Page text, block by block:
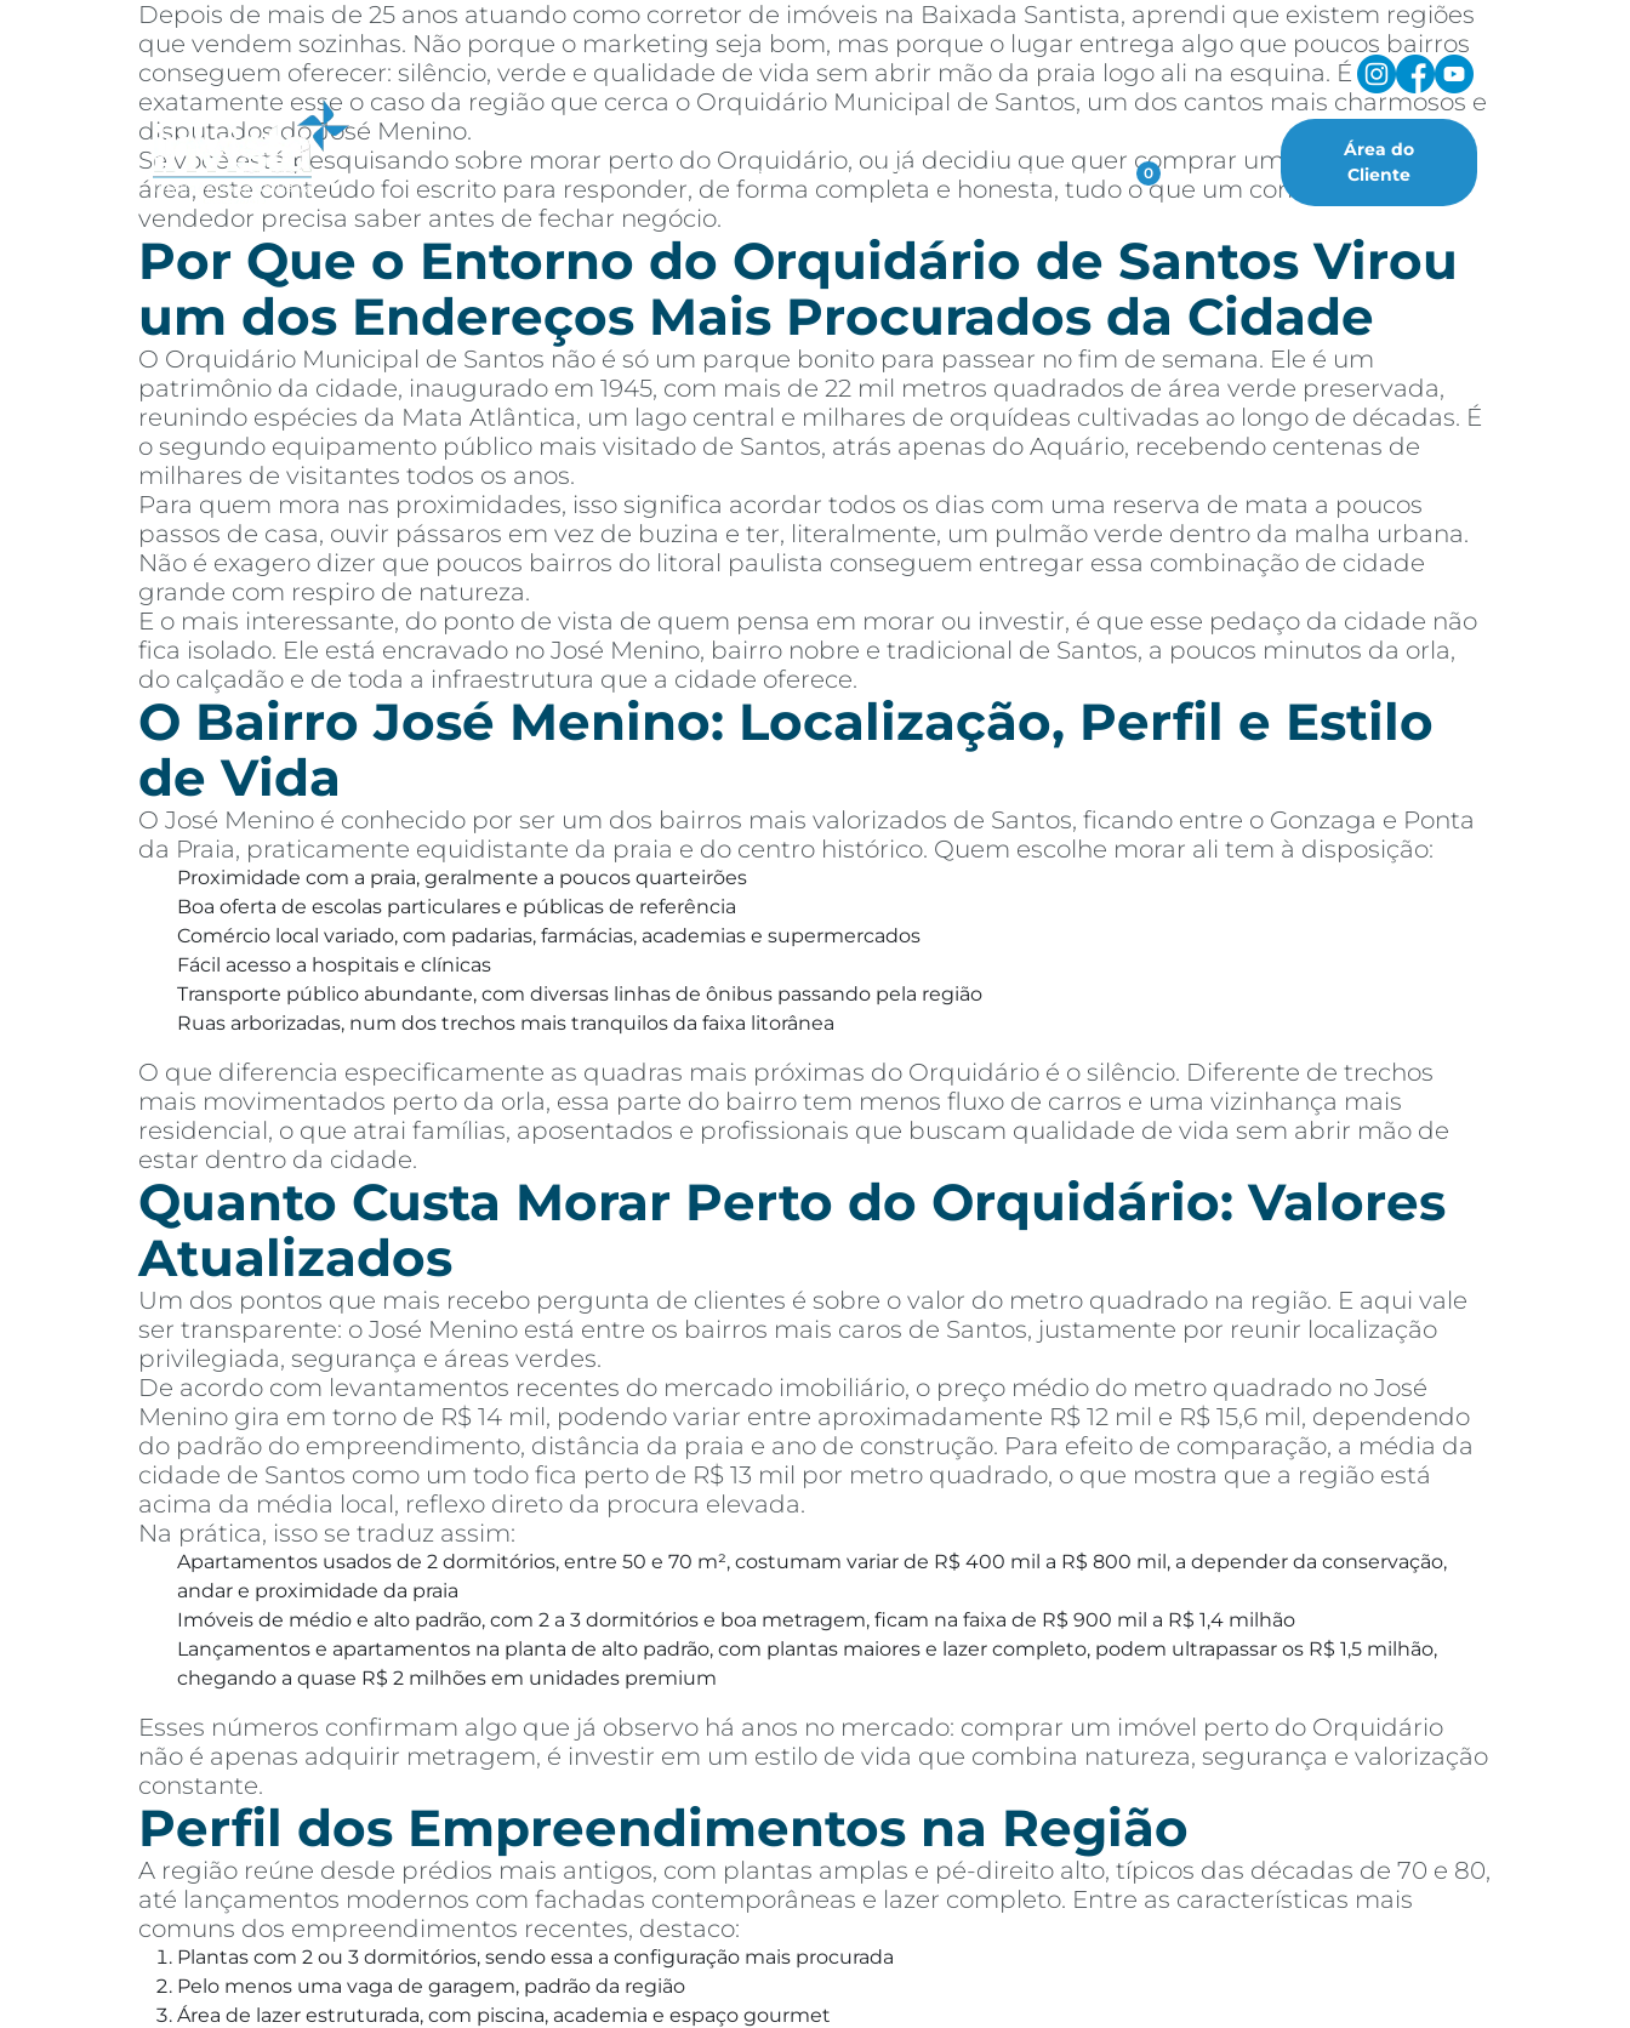
SobreComprarAlugarBlogPor Dentro da InvistaAR EducaçãoContatoFavoritos 0
Área do
Cliente
Depois de mais de 25 anos atuando como corretor de imóveis na Baixada Santista, aprendi que existem regiões
que vendem sozinhas. Não porque o marketing seja bom, mas porque o lugar entrega algo que poucos bairros
conseguem oferecer: silêncio, verde e qualidade de vida sem abrir mão da praia logo ali na esquina. É
exatamente esse o caso da região que cerca o Orquidário Municipal de Santos, um dos cantos mais charmosos e
disputados do José Menino.
Se você está pesquisando sobre morar perto do Orquidário, ou já decidiu que quer comprar um imóvel nessa
área, este conteúdo foi escrito para responder, de forma completa e honesta, tudo o que um comprador ou
vendedor precisa saber antes de fechar negócio.
Por Que o Entorno do Orquidário de Santos Virou
um dos Endereços Mais Procurados da Cidade
O Orquidário Municipal de Santos não é só um parque bonito para passear no fim de semana. Ele é um
patrimônio da cidade, inaugurado em 1945, com mais de 22 mil metros quadrados de área verde preservada,
reunindo espécies da Mata Atlântica, um lago central e milhares de orquídeas cultivadas ao longo de décadas. É
o segundo equipamento público mais visitado de Santos, atrás apenas do Aquário, recebendo centenas de
milhares de visitantes todos os anos.
Para quem mora nas proximidades, isso significa acordar todos os dias com uma reserva de mata a poucos
passos de casa, ouvir pássaros em vez de buzina e ter, literalmente, um pulmão verde dentro da malha urbana.
Não é exagero dizer que poucos bairros do litoral paulista conseguem entregar essa combinação de cidade
grande com respiro de natureza.
E o mais interessante, do ponto de vista de quem pensa em morar ou investir, é que esse pedaço da cidade não
fica isolado. Ele está encravado no José Menino, bairro nobre e tradicional de Santos, a poucos minutos da orla,
do calçadão e de toda a infraestrutura que a cidade oferece.
O Bairro José Menino: Localização, Perfil e Estilo
de Vida
O José Menino é conhecido por ser um dos bairros mais valorizados de Santos, ficando entre o Gonzaga e Ponta
da Praia, praticamente equidistante da praia e do centro histórico. Quem escolhe morar ali tem à disposição:
Proximidade com a praia, geralmente a poucos quarteirões
Boa oferta de escolas particulares e públicas de referência
Comércio local variado, com padarias, farmácias, academias e supermercados
Fácil acesso a hospitais e clínicas
Transporte público abundante, com diversas linhas de ônibus passando pela região
Ruas arborizadas, num dos trechos mais tranquilos da faixa litorânea
O que diferencia especificamente as quadras mais próximas do Orquidário é o silêncio. Diferente de trechos
mais movimentados perto da orla, essa parte do bairro tem menos fluxo de carros e uma vizinhança mais
residencial, o que atrai famílias, aposentados e profissionais que buscam qualidade de vida sem abrir mão de
estar dentro da cidade.
Quanto Custa Morar Perto do Orquidário: Valores
Atualizados
Um dos pontos que mais recebo pergunta de clientes é sobre o valor do metro quadrado na região. E aqui vale
ser transparente: o José Menino está entre os bairros mais caros de Santos, justamente por reunir localização
privilegiada, segurança e áreas verdes.
De acordo com levantamentos recentes do mercado imobiliário, o preço médio do metro quadrado no José
Menino gira em torno de R$ 14 mil, podendo variar entre aproximadamente R$ 12 mil e R$ 15,6 mil, dependendo
do padrão do empreendimento, distância da praia e ano de construção. Para efeito de comparação, a média da
cidade de Santos como um todo fica perto de R$ 13 mil por metro quadrado, o que mostra que a região está
acima da média local, reflexo direto da procura elevada.
Na prática, isso se traduz assim:
Apartamentos usados de 2 dormitórios, entre 50 e 70 m², costumam variar de R$ 400 mil a R$ 800 mil, a depender da conservação,
andar e proximidade da praia
Imóveis de médio e alto padrão, com 2 a 3 dormitórios e boa metragem, ficam na faixa de R$ 900 mil a R$ 1,4 milhão
Lançamentos e apartamentos na planta de alto padrão, com plantas maiores e lazer completo, podem ultrapassar os R$ 1,5 milhão,
chegando a quase R$ 2 milhões em unidades premium
Esses números confirmam algo que já observo há anos no mercado: comprar um imóvel perto do Orquidário
não é apenas adquirir metragem, é investir em um estilo de vida que combina natureza, segurança e valorização
constante.
Perfil dos Empreendimentos na Região
A região reúne desde prédios mais antigos, com plantas amplas e pé-direito alto, típicos das décadas de 70 e 80,
até lançamentos modernos com fachadas contemporâneas e lazer completo. Entre as características mais
comuns dos empreendimentos recentes, destaco:
Plantas com 2 ou 3 dormitórios, sendo essa a configuração mais procurada
Pelo menos uma vaga de garagem, padrão da região
Área de lazer estruturada, com piscina, academia e espaço gourmet